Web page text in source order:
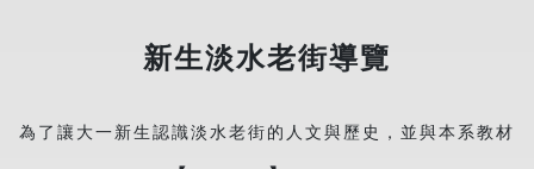
新生淡水老街導覽
為了讓大一新生認識淡水老街的人文與歷史，並與本系教材